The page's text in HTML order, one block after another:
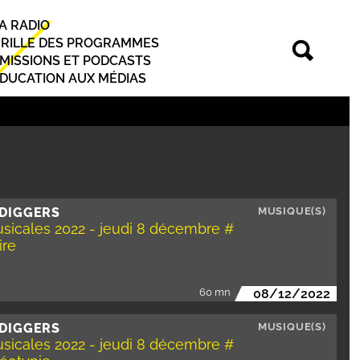
RADIO
DES PROGRAMMES
ET PODCASTS
AUX MÉDIAS
2022 - jeudi 8 décembre #
MUSIQUE(S)
60 mn 08/12/2022
2022 - jeudi 8 décembre #
MUSIQUE(S)